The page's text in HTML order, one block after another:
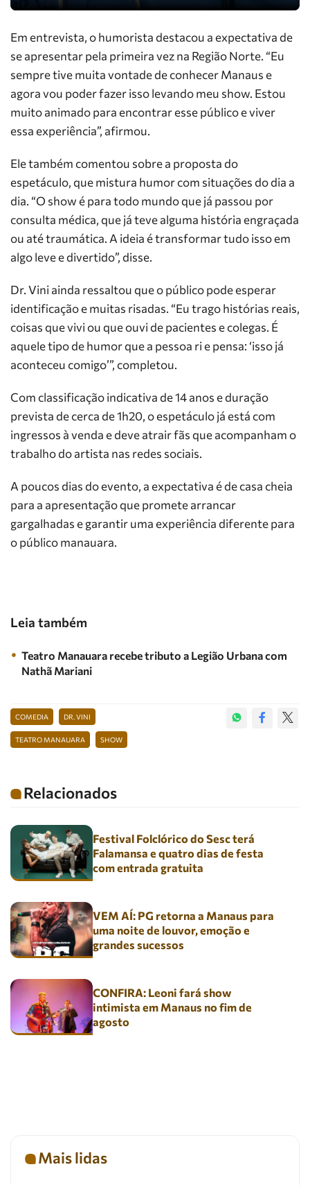
Em entrevista, o humorista destacou a expectativa de
se apresentar pela primeira vez na Região Norte. “Eu
sempre tive muita vontade de conhecer Manaus e
agora vou poder fazer isso levando meu show. Estou
muito animado para encontrar esse público e viver
essa experiência”, afirmou.
Ele também comentou sobre a proposta do
espetáculo, que mistura humor com situações do dia a
dia. “O show é para todo mundo que já passou por
consulta médica, que já teve alguma história engraçada
ou até traumática. A ideia é transformar tudo isso em
algo leve e divertido”, disse.
Dr. Vini ainda ressaltou que o público pode esperar
identificação e muitas risadas. “Eu trago histórias reais,
coisas que vivi ou que ouvi de pacientes e colegas. É
aquele tipo de humor que a pessoa ri e pensa: ‘isso já
aconteceu comigo’”, completou.
Com classificação indicativa de 14 anos e duração
prevista de cerca de 1h20, o espetáculo já está com
ingressos à venda e deve atrair fãs que acompanham o
trabalho do artista nas redes sociais.
A poucos dias do evento, a expectativa é de casa cheia
para a apresentação que promete arrancar
gargalhadas e garantir uma experiência diferente para
o público manauara.
Leia também
Teatro Manauara recebe tributo a Legião Urbana com
Nathã Mariani
COMEDIA DR. VINI
TEATRO MANAUARA SHOW
Relacionados
Festival Folclórico do Sesc terá
Falamansa e quatro dias de festa
com entrada gratuita
VEM AÍ: PG retorna a Manaus para
uma noite de louvor, emoção e
grandes sucessos
CONFIRA: Leoni fará show
intimista em Manaus no fim de
agosto
Mais lidas